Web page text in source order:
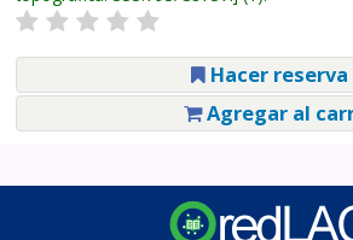
Hacer reserva
Agregar al